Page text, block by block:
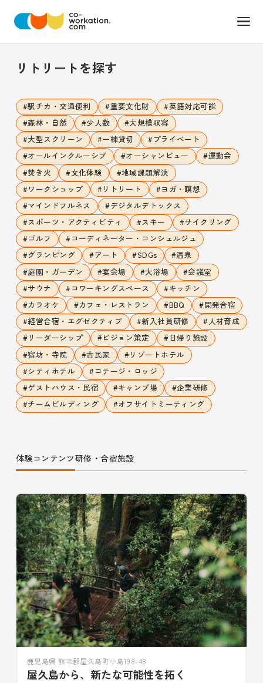
リトリート を探す
#駅チカ・交通便利 #重要文化財 #英語対応可能
#森林・自然 #少人数 #大規模収容
#大型スクリーン #一棟貸切 # プライベート
#オールインクルーシブ #オーシャンビュー #運動会
#焚き火 #文化体験 #地域課題解決
#ワークショップ # リトリート #ヨガ・瞑想
#マインドフルネス #デジタルデトックス
#スポーツ・アクティビティ #スキー #サイクリング
#ゴルフ # コーディネーター・コンシェルジュ
#グランピング #アート #SDGs #温泉
#庭園・ガーデン #宴会場 #大浴場 #会議室
#サウナ # コワーキングスペース #キッチン
#カラオケ #カフェ・レストラン #BBQ #開発合宿
#経営合宿・エグゼクティブ #新入社員研修 #人材育成
# リーダーシップ # ビジョン策定 # 日帰り施設
#宿坊・寺院 #古民家 # リゾートホテル
#シティホテル # コテージ・ロッジ
#ゲストハウス・民宿 #キャンプ場 #企業研修
#チームビルディング #オフサイトミーティング
体験コンテンツ研修・合宿施設
鹿児島県 熊毛郡屋久島町小島198-48
屋久島から、新たな可能性を拓く